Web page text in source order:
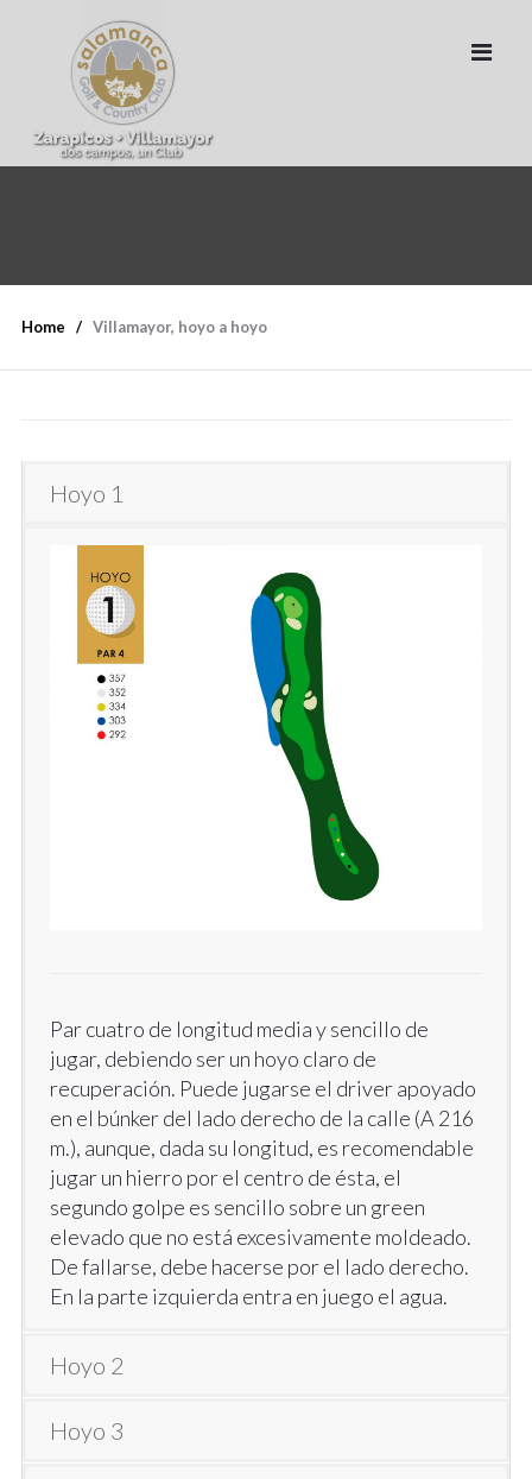
Home Villamayor, hoyo a hoyo
Hoyo 1
Par cuatro de longitud media y sencillo de
jugar, debiendo ser un hoyo claro de
recuperación. Puede jugarse el driver apoyado
en el búnker del lado derecho de la calle (A 216
m.), aunque, dada su longitud, es recomendable
jugar un hierro por el centro de ésta, el
segundo golpe es sencillo sobre un green
elevado que no está excesivamente moldeado.
De fallarse, debe hacerse por el lado derecho.
En la parte izquierda entra en juego el agua.
Hoyo 2
Hoyo 3